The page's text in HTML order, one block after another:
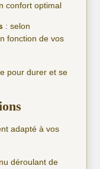
confort optimal
: selon
fonction de vos
pour durer et se
adapté à vos
déroulant de